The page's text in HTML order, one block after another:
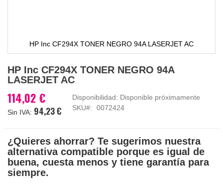
HP Inc CF294X TONER NEGRO 94A LASERJET AC
al
comienzo
la
galería
HP Inc CF294X TONER NEGRO 94A
LASERJET AC
114,02 €
94,23 €
Disponibilidad: Disponible próximamente
SKU
0072424
¿Quieres ahorrar? Te sugerimos nuestra
alternativa compatible porque es igual de
buena, cuesta menos y tiene garantía para
siempre.